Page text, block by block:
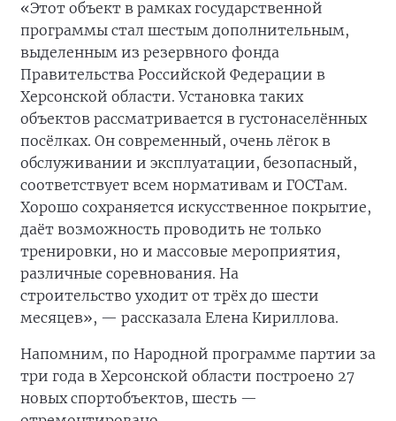
«Этот объект в рамках государственной
программы стал шестым дополнительным,
выделенным из резервного фонда
Правительства Российской Федерации в
Херсонской области. Установка таких
объектов рассматривается в густонаселённых
посёлках. Он современный, очень лёгок в
обслуживании и эксплуатации, безопасный,
соответствует всем нормативам и ГОСТам.
Хорошо сохраняется искусственное покрытие,
даёт возможность проводить не только
тренировки, но и массовые мероприятия,
различные соревнования. На
строительство уходит от трёх до шести
месяцев», — рассказала Елена Кириллова.
Напомним, по Народной программе партии за
три года в Херсонской области построено 27
новых спортобъектов, шесть —